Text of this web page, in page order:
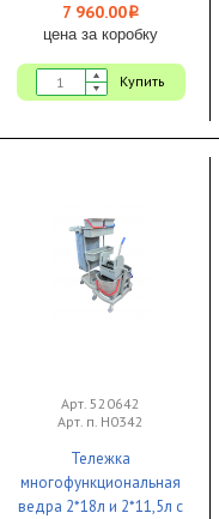
7 960.00i
цена за коробку
Купить
Арт. 520642
Арт. п. H0342
Тележка
многофункциональная
ведра 2*18л и 2*11,5л с